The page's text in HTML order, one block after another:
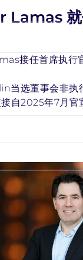
Lamas 就
接任首席执行
当选董事会非执
自2025年7月官